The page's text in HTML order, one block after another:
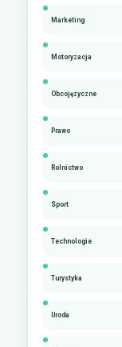
Marketing
Motoryzacja
Obcojęzyczne
Prawo
Rolnictwo
Sport
Technologie
Turystyka
Uroda